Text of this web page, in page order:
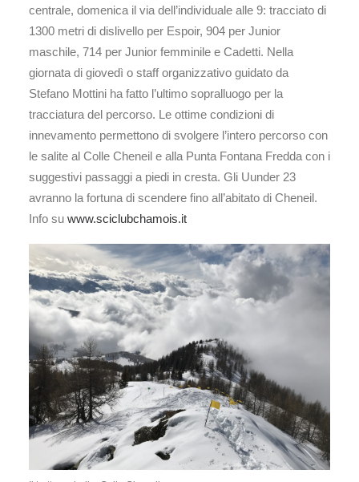
centrale, domenica il via dell’individuale alle 9: tracciato di
1300 metri di dislivello per Espoir, 904 per Junior
maschile, 714 per Junior femminile e Cadetti. Nella
giornata di giovedì o staff organizzativo guidato da
Stefano Mottini ha fatto l’ultimo sopralluogo per la
tracciatura del percorso. Le ottime condizioni di
innevamento permettono di svolgere l’intero percorso con
le salite al Colle Cheneil e alla Punta Fontana Fredda con i
suggestivi passaggi a piedi in cresta. Gli Uunder 23
avranno la fortuna di scendere fino all’abitato di Cheneil.
Info su www.sciclubchamois.it